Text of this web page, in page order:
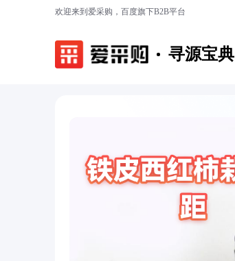
欢迎来到爱采购，百度旗下B2B平台
寻源宝典